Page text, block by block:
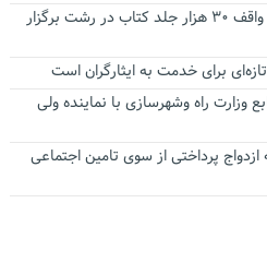
آیین تجلیل از دکتر میر مجلسی، واقف ۳۰ هزار جلد کتاب در رشت برگزار
برای خدمت به ایثارگران است
وزارت راه وشهرسازی با نماینده ولی
ازدواج پرداختی از سوی تامین اجتماعی